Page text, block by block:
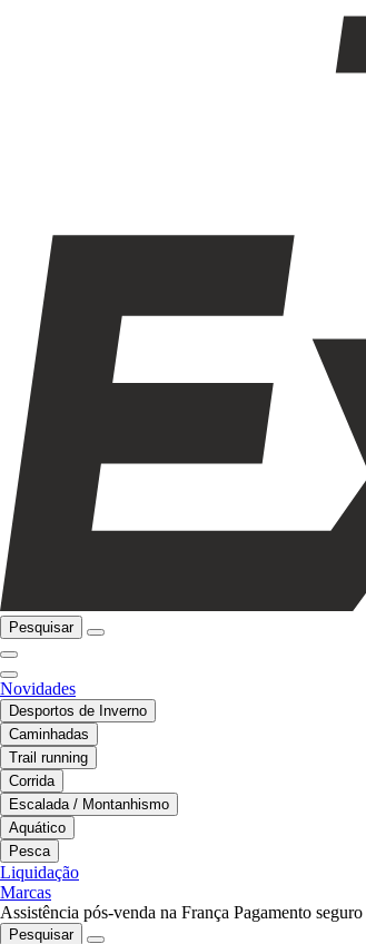
Pesquisar
Novidades
Desportos de Inverno
Caminhadas
Trail running
Corrida
Escalada / Montanhismo
Aquático
Pesca
Liquidação
Marcas
Assistência pós-venda na França Pagamento seguro
Pesquisar